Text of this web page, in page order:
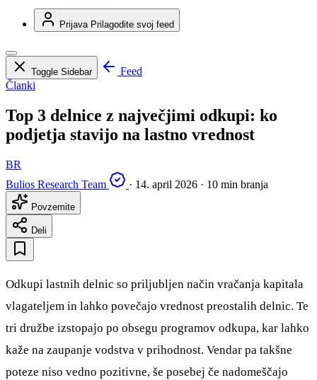
Prijava Prilagodite svoj feed
Toggle Sidebar
Feed
Članki
Top 3 delnice z največjimi odkupi: ko
podjetja stavijo na lastno vrednost
BR
Bulios Research Team
· 14. april 2026 · 10 min branja
Povzemite
Deli
Odkupi lastnih delnic so priljubljen način vračanja kapitala
vlagateljem in lahko povečajo vrednost preostalih delnic. Te
tri družbe izstopajo po obsegu programov odkupa, kar lahko
kaže na zaupanje vodstva v prihodnost. Vendar pa takšne
poteze niso vedno pozitivne, še posebej če nadomeščajo